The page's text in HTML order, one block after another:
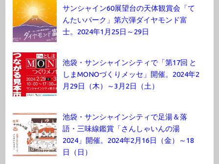
サンシャイン60展望台の天体観賞会「て
んたいパーク」第六弾ダイヤモンド富
士。2024年1月25日～29日
池袋・サンシャインシティで「第17回 と
しまMONOづくりメッセ」開催。2024年2
月29日（木）～3月2日（土）
池袋・サンシャインシティで足湯＆落
語・三味線鑑賞「さんしゃいんの湯
2024」開催。2024年2月16日（金）～18
日（日）